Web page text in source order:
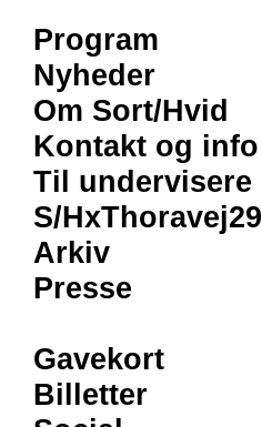
Program
Nyheder
Om Sort/Hvid
Kontakt og info
Til undervisere
S/HxThoravej29
Arkiv
Presse
Gavekort
Billetter